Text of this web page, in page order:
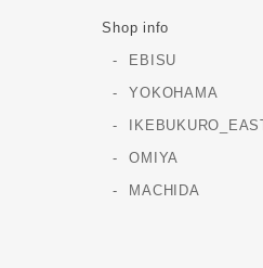
Shop info
EBISU
YOKOHAMA
OMIYA
MACHIDA